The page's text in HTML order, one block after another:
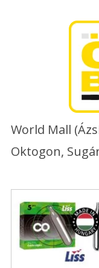
World Mall
Oktogon,